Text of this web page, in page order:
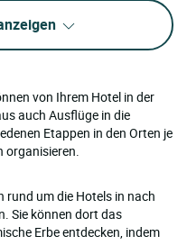
von Ihrem Hotel in der
auch Ausflüge in die
Etappen in den Orten je
organisieren.
rund um die Hotels in nach
Sie können dort das
Erbe entdecken, indem